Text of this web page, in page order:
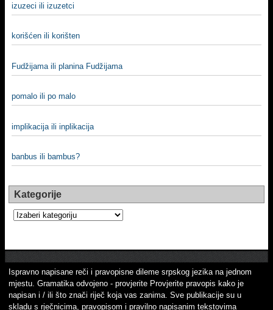
izuzeci ili izuzetci
korišćen ili korišten
Fudžijama ili planina Fudžijama
pomalo ili po malo
implikacija ili inplikacija
banbus ili bambus?
Kategorije
Kategorije
Ispravno napisane reči i pravopisne dileme srpskog jezika na jednom
mjestu. Gramatika odvojeno - provjerite Provjerite pravopis kako je
napisan i / ili što znači riječ koja vas zanima. Sve publikacije su u
skladu s rječnicima, pravopisom i pravilno napisanim tekstovima